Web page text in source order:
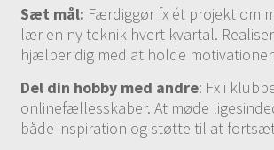
Sæt mål: Færdiggør fx ét projekt om
lær en ny teknik hvert kvartal.
hjælper dig med at holde
Del din hobby med andre: Fx i
onlinefællesskaber. At møde
både inspiration og støtte til at